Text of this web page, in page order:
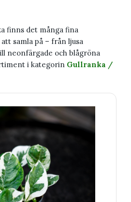
finns det många fina
samla på – från ljusa
neonfärgade och blågröna
i kategorin Gullranka /